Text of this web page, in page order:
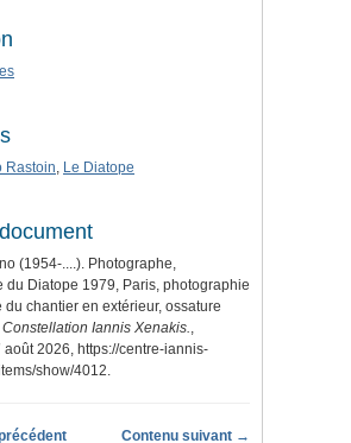
Rastoin, Le Diatope
(1954-....). Photographe,
du Diatope 1979, Paris, photographie
du chantier en extérieur, ossature
Constellation Iannis Xenakis.,
août 2026, https://centre-iannis-
show/4012.
Contenu suivant →